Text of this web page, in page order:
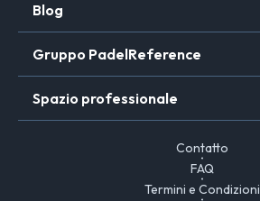
Blog
Gruppo PadelReference
Spazio professionale
Contatto
FAQ
Termini e Condizioni